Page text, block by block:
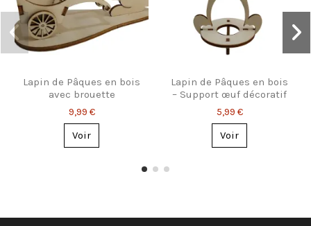
Lapin de Pâques en bois
avec brouette
décorative
9,99 €
Voir
Lapin de Pâques en bois
– Support œuf décoratif
5,99 €
Voir